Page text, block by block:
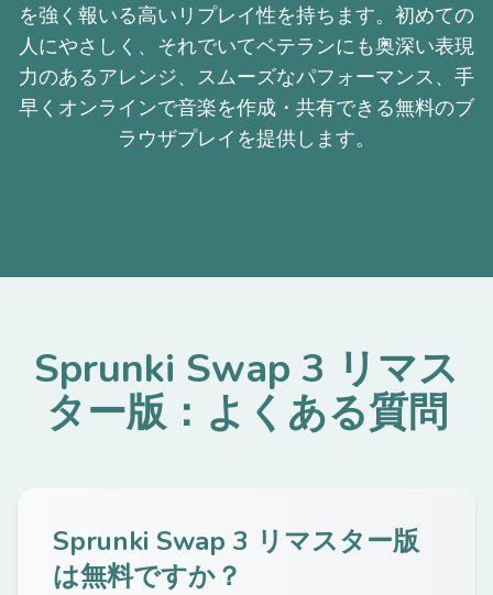
を強く報いる高いリプレイ性を持ちます。初めての
人にやさしく、それでいてベテランにも奥深い表現
力のあるアレンジ、スムーズなパフォーマンス、手
早くオンラインで音楽を作成・共有できる無料のブ
ラウザプレイを提供します。
Sprunki Swap 3 リマス
ター版：よくある質問
Sprunki Swap 3 リマスター版
は無料ですか？